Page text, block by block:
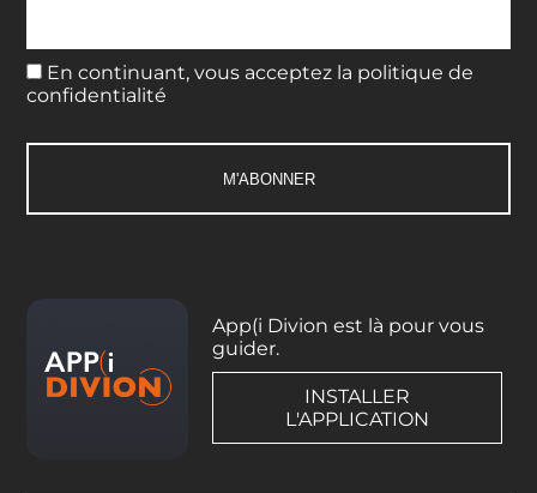
En continuant, vous acceptez la politique de
confidentialité
App(i Divion est là pour vous
guider.
INSTALLER
L'APPLICATION